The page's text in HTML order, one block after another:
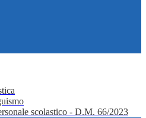
scolastico - D.M. 66/2023